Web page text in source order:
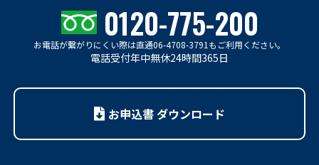
0120-775-200
お電話が繋がりにくい際は直通06-4708-3791もご利用ください。
電話受付年中無休24時間365日
お申込書 ダウンロード